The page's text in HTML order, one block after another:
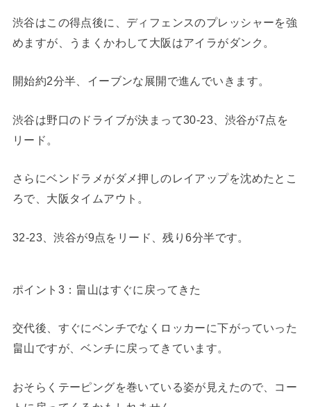
渋谷はこの得点後に、ディフェンスのプレッシャーを強
めますが、うまくかわして大阪はアイラがダンク。
開始約2分半、イーブンな展開で進んでいきます。
渋谷は野口のドライブが決まって30-23、渋谷が7点を
リード。
さらにベンドラメがダメ押しのレイアップを沈めたとこ
ろで、大阪タイムアウト。
32-23、渋谷が9点をリード、残り6分半です。
ポイント3：畠山はすぐに戻ってきた
交代後、すぐにベンチでなくロッカーに下がっていった
畠山ですが、ベンチに戻ってきています。
おそらくテーピングを巻いている姿が見えたので、コー